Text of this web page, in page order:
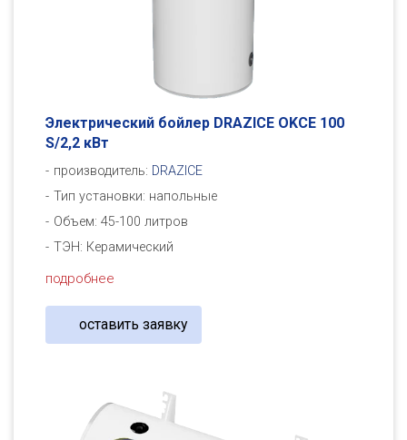
Электрический бойлер DRAZICE OKCE 100
S/2,2 кВт
производитель: DRAZICE
Тип установки: напольные
Объем: 45-100 литров
ТЭН: Керамический
подробнее
оставить заявку